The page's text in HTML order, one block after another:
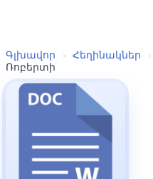
Գլխավոր › Հեղինակներ ›
Ռոբերտի